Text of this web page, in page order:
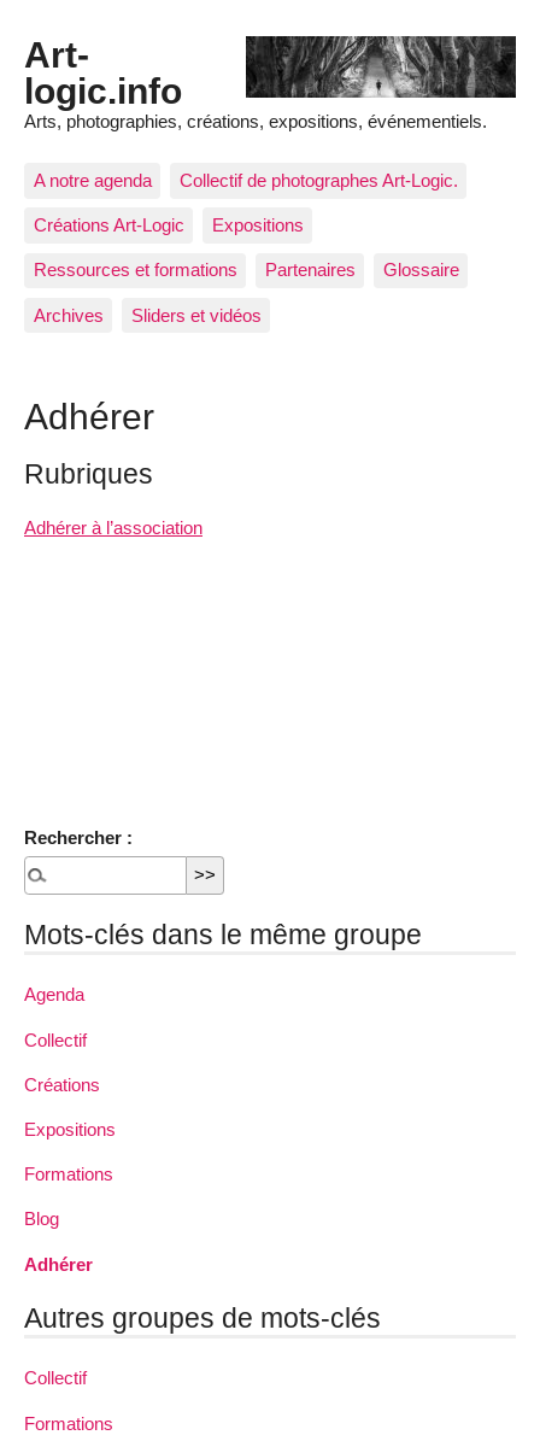
Art-
logic.info
Arts, photographies, créations, expositions, événementiels.
A notre agenda Collectif de photographes Art-Logic.
Créations Art-Logic Expositions
Ressources et formations Partenaires Glossaire
Archives Sliders et vidéos
Adhérer
Rubriques
Adhérer à l’association
Rechercher :
Mots-clés dans le même groupe
Agenda
Collectif
Créations
Expositions
Formations
Blog
Adhérer
Autres groupes de mots-clés
Collectif
Formations